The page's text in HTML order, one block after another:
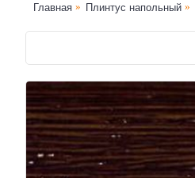
Главная Плинтус напольный